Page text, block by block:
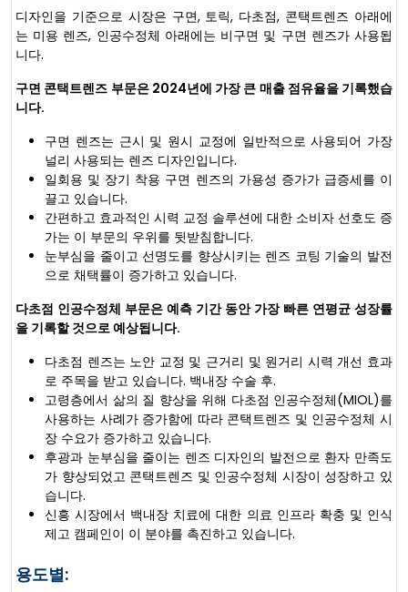
디자인을 기준으로 시장은 구면, 토릭, 다초점, 콘택트렌즈 아래에
는 미용 렌즈, 인공수정체 아래에는 비구면 및 구면 렌즈가 사용됩
니다.
구면 콘택트렌즈 부문은 2024년에 가장 큰 매출 점유율을 기록했습
니다.
구면 렌즈는 근시 및 원시 교정에 일반적으로 사용되어 가장
널리 사용되는 렌즈 디자인입니다.
일회용 및 장기 착용 구면 렌즈의 가용성 증가가 급증세를 이
끌고 있습니다.
간편하고 효과적인 시력 교정 솔루션에 대한 소비자 선호도 증
가는 이 부문의 우위를 뒷받침합니다.
눈부심을 줄이고 선명도를 향상시키는 렌즈 코팅 기술의 발전
으로 채택률이 증가하고 있습니다.
다초점 인공수정체 부문은 예측 기간 동안 가장 빠른 연평균 성장률
을 기록할 것으로 예상됩니다.
다초점 렌즈는 노안 교정 및 근거리 및 원거리 시력 개선 효과
로 주목을 받고 있습니다. 백내장 수술 후.
고령층에서 삶의 질 향상을 위해 다초점 인공수정체(MIOL)를
사용하는 사례가 증가함에 따라 콘택트렌즈 및 인공수정체 시
장 수요가 증가하고 있습니다.
후광과 눈부심을 줄이는 렌즈 디자인의 발전으로 환자 만족도
가 향상되었고 콘택트렌즈 및 인공수정체 시장이 성장하고 있
습니다.
신흥 시장에서 백내장 치료에 대한 의료 인프라 확충 및 인식
제고 캠페인이 이 분야를 촉진하고 있습니다.
용도별: